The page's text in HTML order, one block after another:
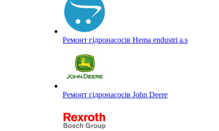
Ремонт гідронасосів Hema endustri a.s
Ремонт гідронасосів John Deere